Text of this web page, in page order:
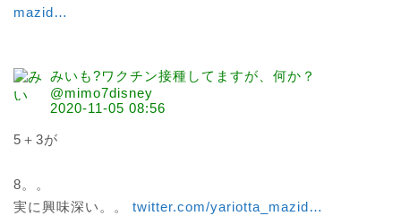
mazid…
みいも?ワクチン接種してますが、何か？
@mimo7disney
2020-11-05 08:56
5＋3が
8。。
実に興味深い。。 twitter.com/yariotta_mazid…